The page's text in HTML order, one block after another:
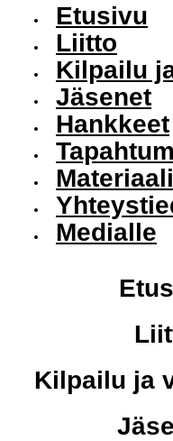
Etusivu
Liitto
Kilpailu
Jäsenet
Hankkeet
Medialle
Kilpailu ja